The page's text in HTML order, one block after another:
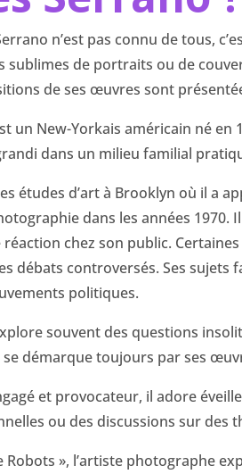
n’est pas connu de tous,
sublimes de portraits ou de
de ses œuvres sont
un New-Yorkais américain né en
dans un milieu familial
études d’art à Brooklyn où il a
dans les années
chez son public.
débats controversés. Ses
politiques.
souvent des questions
démarque toujours par ses
et provocateur, il adore
ou des discussions sur des
Robots », l’artiste photographe